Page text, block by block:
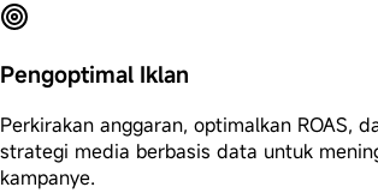
Pengoptimal Iklan
Perkirakan anggaran, optimalkan ROAS,
strategi media berbasis data untuk
kampanye.